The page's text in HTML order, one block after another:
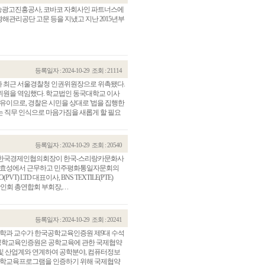
고진흥공사, 코바코 자회사인 파트너스에
관리공단 고문 등을 지냈고 지난 2015년부
등록일자 : 2024-10-29 조회 : 21114
근 서울경찰청 인권위원장으로 위촉됐다.
을 역임했다. 학교법인 동국대학교 이사
이므로, 경찰은 시민을 상대로 '법을 집행한
직무 인식으로 마음가짐을 새롭게 할 필요
등록일자 : 2024-10-29 조회 : 20540
국경제인협의회장이 한국-스리랑카문화사
성에서 근무하고 민주평화통일자문회의
LTD 대표이사, BNS TEXTILE(PTE)
회 총연합회 부회장,. . .
등록일자 : 2024-10-29 조회 : 20241
과 교수가 한국공학교육인증원 제9대 수석
학교육인증원은 공학교육에 관한 국제협약
산업계와 연계하여 공학분야, 컴퓨터정보
교육프로그램을 인증하기 위해 국제협약